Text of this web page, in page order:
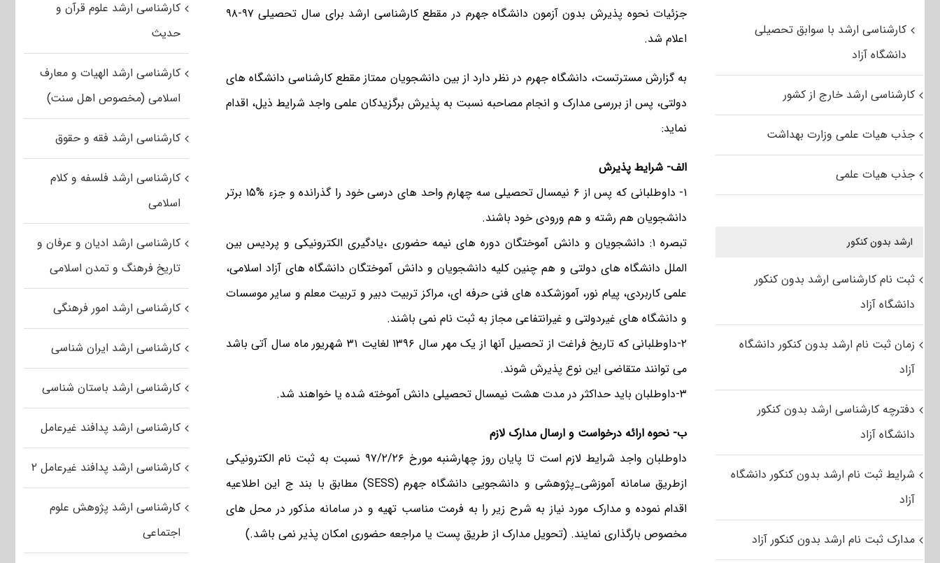
جزئیات نحوه پذیرش بدون آزمون دانشگاه جهرم در مقطع کارشناسی ارشد برای سال تحصیلی ۹۷-۹۸
اعلام شد.
به گزارش مسترتست، دانشگاه جهرم در نظر دارد از بین دانشجویان ممتاز مقطع کارشناسی دانشگاه های
دولتی، پس از بررسی مدارک و انجام مصاحبه نسبت به پذیرش برگزیدکان علمی واجد شرایط ذیل، اقدام
نماید:
الف- شرایط پذیرش
۱- داوطلبانی که پس از ۶ نیمسال تحصیلی سه چهارم واحد های درسی خود را گذرانده و جزء %۱۵ برتر
دانشجویان هم رشته و هم ورودی خود باشند.
تبصره ۱: دانشجویان و دانش آموختگان دوره های نیمه حضوری ،یادگیری الکترونیکی و پردیس بین
الملل دانشگاه های دولتی و هم چنین کلیه دانشجویان و دانش آموختگان دانشگاه های آزاد اسلامی،
علمی کاربردی، پیام نور، آموزشکده های فنی حرفه ای، مراکز تربیت دبیر و تربیت معلم و سایر موسسات
و دانشگاه های غیردولتی و غیرانتفاعی مجاز به ثبت نام نمی باشند.
۲-داوطلبانی که تاریخ فراغت از تحصیل آنها از یک مهر سال ۱۳۹۶ لغایت ۳۱ شهریور ماه سال آتی باشد
می توانند متقاضی این نوع پذیرش شوند.
۳-داوطلبان باید حداکثر در مدت هشت نیمسال تحصیلی دانش آموخته شده یا خواهند شد.
ب- نحوه ارائه درخواست و ارسال مدارک لازم
داوطلبان واجد شرایط لازم است تا پایان روز چهارشنبه مورخ ۹۷/۲/۲۶ نسبت به ثبت نام الکترونیکی
ازطریق سامانه آموزشی_پژوهشی و دانشجویی دانشگاه جهرم (SESS) مطابق با بند ج این اطلاعیه
اقدام نموده و مدارک مورد نیاز به شرح زیر را به فرمت مناسب تهیه و در سامانه مذکور در محل های
مخصوص بارگذاری نمایند. (تحویل مدارک از طریق پست یا مراجعه حضوری امکان پذیر نمی باشد.)
کارشناسی ارشد علوم قرآن و
حدیث
کارشناسی ارشد الهیات و معارف
اسلامی (مخصوص اهل سنت)
کارشناسی ارشد فقه و حقوق
کارشناسی ارشد فلسفه و کلام
اسلامی
کارشناسی ارشد ادیان و عرفان و
تاریخ فرهنگ و تمدن اسلامی
کارشناسی ارشد امور فرهنگی
کارشناسی ارشد ایران شناسی
کارشناسی ارشد باستان شناسی
کارشناسی ارشد پدافند غیرعامل
کارشناسی ارشد پدافند غیرعامل ۲
کارشناسی ارشد پژوهش علوم
اجتماعی
کارشناسی ارشد با سوابق تحصیلی
دانشگاه آزاد
کارشناسی ارشد خارج از کشور
جذب هیات علمی وزارت بهداشت
جذب هیات علمی
ارشد بدون کنکور
ثبت نام کارشناسی ارشد بدون کنکور
دانشگاه آزاد
زمان ثبت نام ارشد بدون کنکور دانشگاه
آزاد
دفترچه کارشناسی ارشد بدون کنکور
دانشگاه آزاد
شرایط ثبت نام ارشد بدون کنکور دانشگاه
آزاد
مدارک ثبت نام ارشد بدون کنکور آزاد